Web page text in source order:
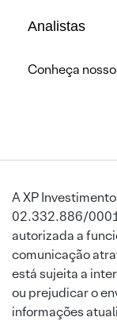
Analistas
Conheça
A XP
02.332.886/
autorizada a
comunicação
está sujeita a
ou prejudicar o
informações